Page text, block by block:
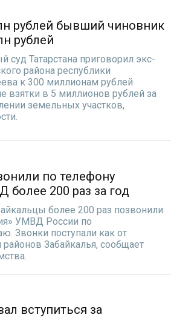
рублей бывший чиновник
рублей
суд Татарстана приговорил экс-
района республики
к 300 миллионам рублей
взятки в 5 миллионов рублей за
земельных участков,
по телефону
более 200 раз за год
более 200 раз позвонили
УМВД России по
Звонки поступали как от
Забайкалья, сообщает
вступиться за